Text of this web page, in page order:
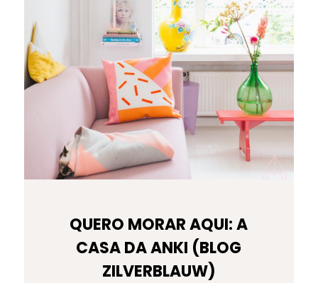
QUERO MORAR AQUI: A
CASA DA ANKI (BLOG
ZILVERBLAUW)